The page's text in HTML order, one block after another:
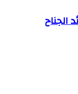
الجناح